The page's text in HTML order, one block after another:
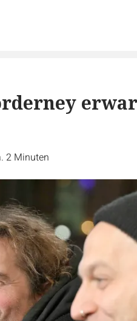
2 Minuten